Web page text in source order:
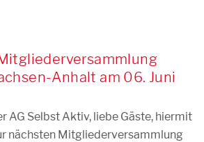
Anhalt am 06. Juni
AG Selbst Aktiv, liebe Gäste, hiermit
nächsten Mitgliederversammlung